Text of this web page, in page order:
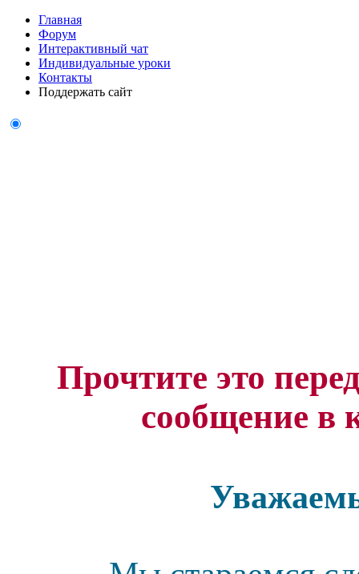
Главная
Форум
Интерактивный чат
Индивидуальные уроки
Контакты
Поддержать сайт
Прочтите это
сообщение в